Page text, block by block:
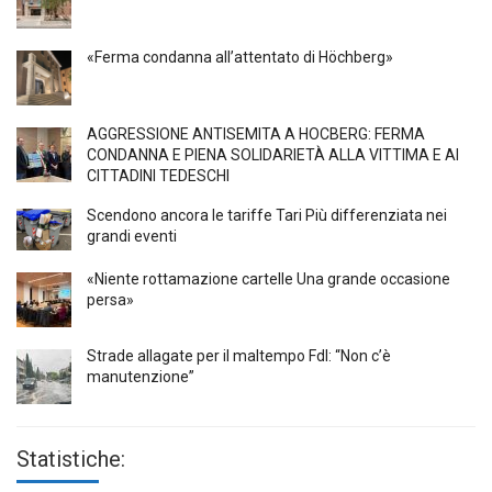
«Ferma condanna all’attentato di Höchberg»
AGGRESSIONE ANTISEMITA A HÖCBERG: FERMA
CONDANNA E PIENA SOLIDARIETÀ ALLA VITTIMA E AI
CITTADINI TEDESCHI
Scendono ancora le tariffe Tari Più differenziata nei
grandi eventi
«Niente rottamazione cartelle Una grande occasione
persa»
Strade allagate per il maltempo FdI: “Non c’è
manutenzione”
Statistiche: